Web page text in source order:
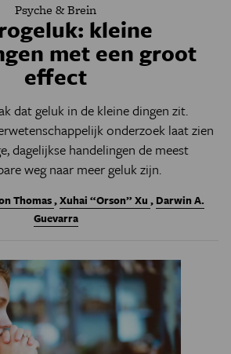
Psyche & Brein
kleine
met een groot
effect
dat geluk in de kleine dingen zit.
onderzoek laat zien
dagelijkse handelingen de meest
weg naar meer geluk zijn.
Thomas,Xuhai “Orson” Xu , Darwin A.
Guevarra